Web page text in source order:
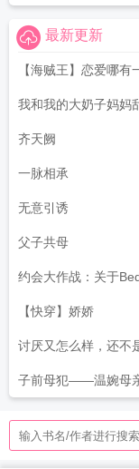
最新更新
【海贼王】恋爱哪有
我和我的大奶子妈妈
齐天阙
一脉相承
无意引诱
父子共母
约会大作战：关于
【快穿】娇娇
讨厌又怎么样，还不
子前母犯——温婉母